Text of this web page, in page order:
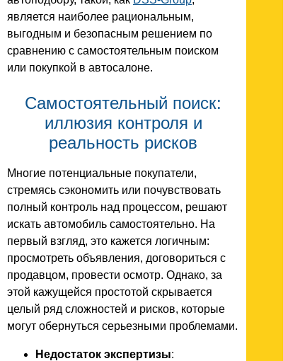
является наиболее рациональным,
выгодным и безопасным решением по
сравнению с самостоятельным поиском
или покупкой в автосалоне.
Самостоятельный поиск:
иллюзия контроля и
реальность рисков
Многие потенциальные покупатели,
стремясь сэкономить или почувствовать
полный контроль над процессом, решают
искать автомобиль самостоятельно. На
первый взгляд, это кажется логичным:
просмотреть объявления, договориться с
продавцом, провести осмотр. Однако, за
этой кажущейся простотой скрывается
целый ряд сложностей и рисков, которые
могут обернуться серьезными проблемами.
Недостаток экспертизы: